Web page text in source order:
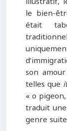
le bien-
était
son
telles que
« o
traduit
genre suite